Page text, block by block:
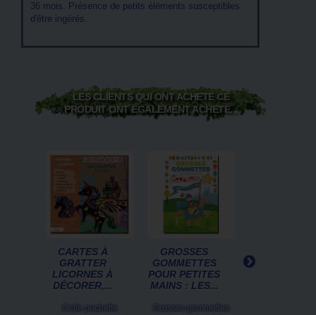
36 mois. Présence de petits éléments susceptibles
d'être ingérés.
LES CLIENTS QUI ONT ACHETÉ CE
PRODUIT ONT ÉGALEMENT ACHETÉ...
CARTES À
GRATTER
LICORNES À
DÉCORER,...
Cette pochette
GROSSES
GOMMETTES
POUR PETITES
MAINS : LES...
Grosses gommettes
HISTOIRES